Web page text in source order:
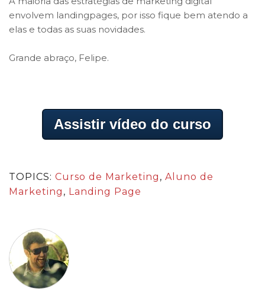
envolvem landingpages, por isso fique bem atendo a
elas e todas as suas novidades.
Grande abraço, Felipe.
Assistir vídeo do curso
TOPICS: Curso de Marketing , Aluno de
Marketing , Landing Page